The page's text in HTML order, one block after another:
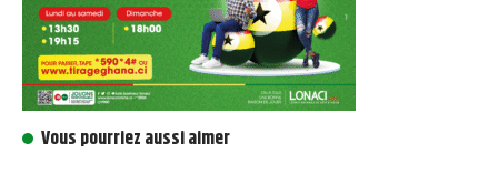
Vous pourriez aussi aimer